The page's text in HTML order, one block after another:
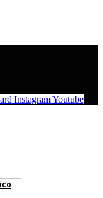
Instagram Youtube